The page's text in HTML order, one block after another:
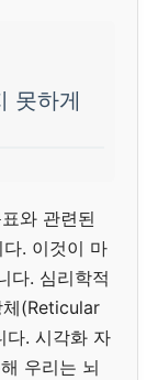
못하게
와 관련된
. 이것이 마
다. 심리학적
체(Reticular
다. 시각화 자
우리는 뇌